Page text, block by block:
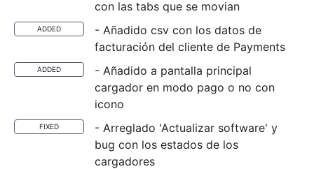
con las tabs que se movian
ADDED
- Añadido csv con los datos de
facturación del cliente de Payments
ADDED
- Añadido a pantalla principal
cargador en modo pago o no con
icono
FIXED
- Arreglado 'Actualizar software' y
bug con los estados de los
cargadores